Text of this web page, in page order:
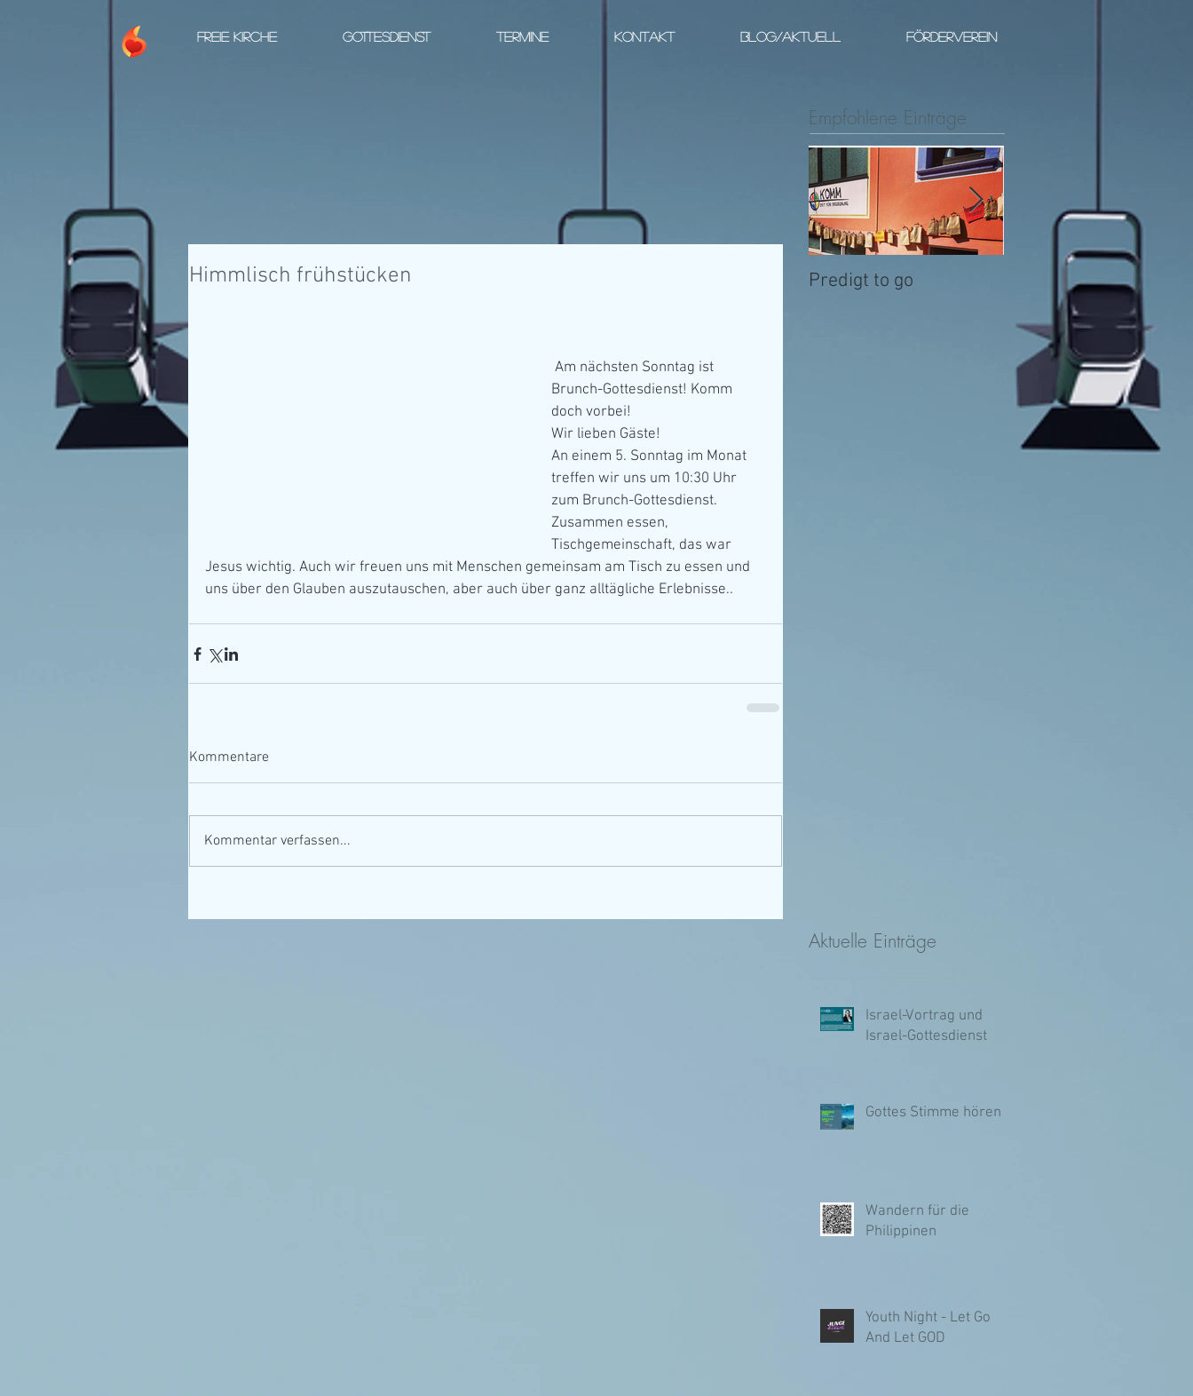
FREIE KIRCHE GOTTESDIENST TERMINE KONTAKT BLOG/AKTUELL FÖRDERVEREIN
Empfohlene Einträge
Himmlisch frühstücken
Brunch-Gottesdienst! Komm
doch vorbei!
Wir lieben Gäste!
An einem 5. Sonntag im Monat
treffen wir uns um 10:30 Uhr
zum Brunch-Gottesdienst.
Zusammen essen,
Tischgemeinschaft, das war
Jesus wichtig. Auch wir freuen uns mit Menschen gemeinsam am Tisch zu essen und
uns über den Glauben auszutauschen, aber auch über ganz alltägliche Erlebnisse..
Kommentare
Kommentar verfassen...
Predigt to go Ist da jemand?
Aktuelle Einträge
Israel-Vortrag und
Israel-Gottesdienst
Gottes Stimme hören
Wandern für die
Philippinen
Youth Night - Let Go
And Let GOD